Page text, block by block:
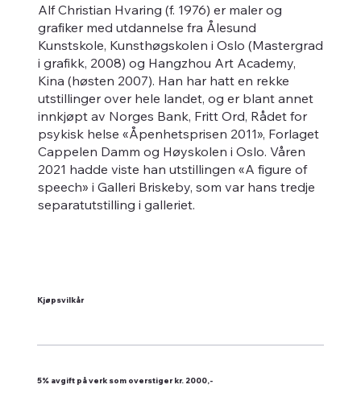
Alf Christian Hvaring (f. 1976) er maler og
grafiker med utdannelse fra Ålesund
Kunstskole, Kunsthøgskolen i Oslo (Mastergrad
i grafikk, 2008) og Hangzhou Art Academy,
Kina (høsten 2007). Han har hatt en rekke
utstillinger over hele landet, og er blant annet
innkjøpt av Norges Bank, Fritt Ord, Rådet for
psykisk helse «Åpenhetsprisen 2011», Forlaget
Cappelen Damm og Høyskolen i Oslo. Våren
2021 hadde viste han utstillingen «A figure of
speech» i Galleri Briskeby, som var hans tredje
separatutstilling i galleriet.
Kjøpsvilkår
5% avgift på verk som overstiger kr. 2000,-